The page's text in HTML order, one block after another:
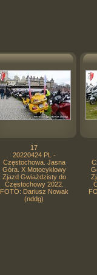
17
20220424 PL -
Częstochowa. Jasna
Góra. X Motocyklowy
Zjazd Gwiaździsty do
Częstochowy 2022.
FOTO: Dariusz Nowak
(nddg)